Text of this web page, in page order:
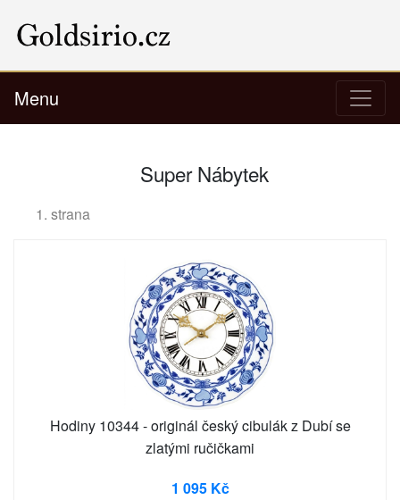
Menu
Super Nábytek
1. strana
Hodiny 10344 - originál český cibulák z Dubí se
zlatými ručičkami
1 095 Kč